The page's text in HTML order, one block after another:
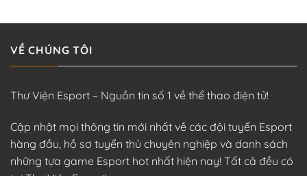
VỀ CHÚNG TÔI
Thư Viện Esport – Nguồn tin số 1 về thể thao điện tử!
Cập nhật mọi thông tin mới nhất về các đội tuyển Esport
hàng đầu, hồ sơ tuyển thủ chuyên nghiệp và danh sách
những tựa game Esport hot nhất hiện nay! Tất cả đều có